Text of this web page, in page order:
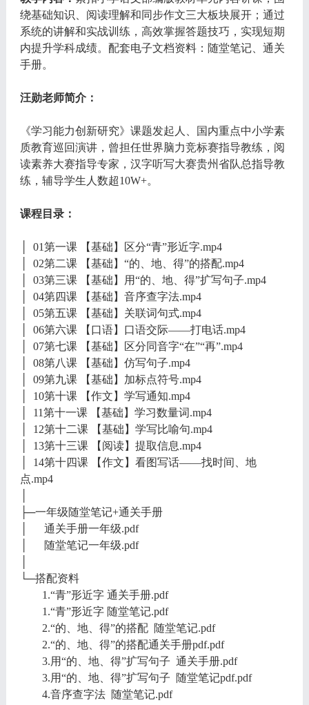
绕基础知识、阅读理解和同步作文三大板块展开；通过
系统的讲解和实战训练，高效掌握答题技巧，实现短期
内提升学科成绩。配套电子文档资料：随堂笔记、通关
手册。
汪勋老师简介：
《学习能力创新研究》课题发起人、国内重点中小学素
质教育巡回演讲，曾担任世界脑力竞标赛指导教练，阅
读素养大赛指导专家，汉字听写大赛贵州省队总指导教
练，辅导学生人数超10W+。
课程目录：
│ 01第一课 【基础】区分“青”形近字.mp4
│ 02第二课 【基础】“的、地、得”的搭配.mp4
│ 03第三课 【基础】用“的、地、得”扩写句子.mp4
│ 04第四课 【基础】音序查字法.mp4
│ 05第五课 【基础】关联词句式.mp4
│ 06第六课 【口语】口语交际——打电话.mp4
│ 07第七课 【基础】区分同音字“在”“再”.mp4
│ 08第八课 【基础】仿写句子.mp4
│ 09第九课 【基础】加标点符号.mp4
│ 10第十课 【作文】学写通知.mp4
│ 11第十一课 【基础】学习数量词.mp4
│ 12第十二课 【基础】学写比喻句.mp4
│ 13第十三课 【阅读】提取信息.mp4
│ 14第十四课 【作文】看图写话——找时间、地
点.mp4
├─一年级随堂笔记+通关手册
│ 通关手册一年级.pdf
│ 随堂笔记一年级.pdf
└─搭配资料
1.“青”形近字 通关手册.pdf
1.“青”形近字 随堂笔记.pdf
2.“的、地、得”的搭配 随堂笔记.pdf
2.“的、地、得”的搭配通关手册pdf.pdf
3.用“的、地、得”扩写句子 通关手册.pdf
3.用“的、地、得”扩写句子 随堂笔记pdf.pdf
4.音序查字法 随堂笔记.pdf